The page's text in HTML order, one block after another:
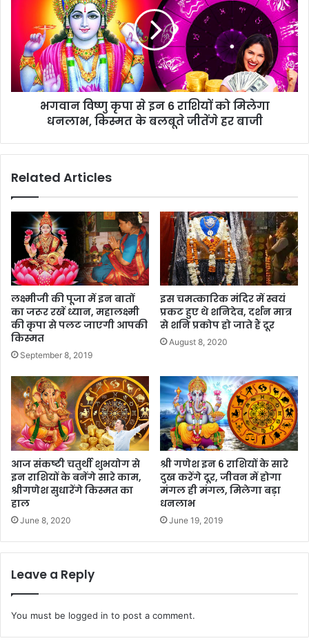
भगवान विष्णु कृपा से इन 6 राशियों को मिलेगा
धनलाभ, किस्मत के बलबूते जीतेंगे हर बाजी
Related Articles
लक्ष्मीजी की पूजा में इन बातों
का जरूर रखें ध्यान, महालक्ष्मी
की कृपा से पलट जाएगी आपकी
किस्मत
September 8, 2019
इस चमत्कारिक मंदिर में स्वयं
प्रकट हुए थे शनिदेव, दर्शन मात्र
से शनि प्रकोप हो जाते हैं दूर
August 8, 2020
आज संकष्टी चतुर्थी शुभयोग से
इन राशियों के बनेंगे सारे काम,
श्रीगणेश सुधारेंगे किस्मत का
हाल
June 8, 2020
श्री गणेश इन 6 राशियों के सारे
दुख करेंगे दूर, जीवन में होगा
मंगल ही मंगल, मिलेगा बड़ा
धनलाभ
June 19, 2019
Leave a Reply
You must be logged in to post a comment.